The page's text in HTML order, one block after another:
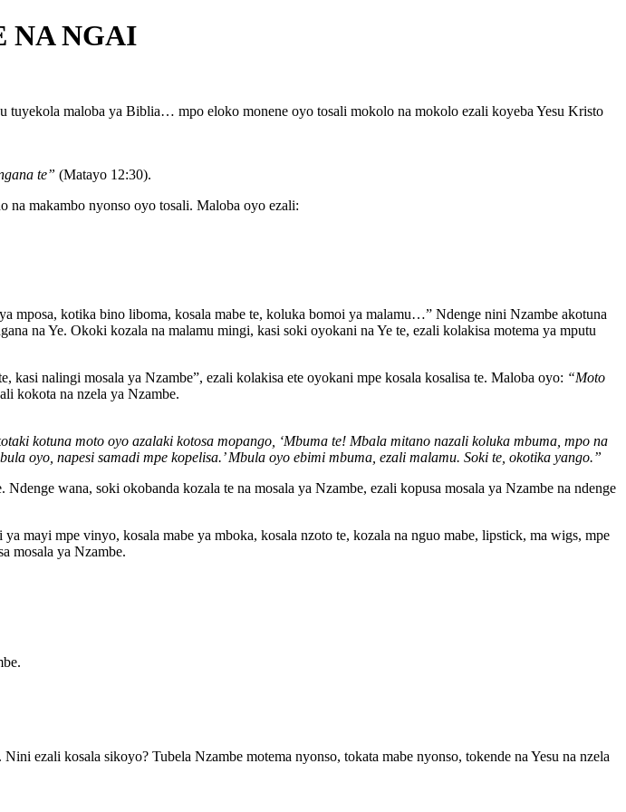
NA NGAI
maloba ya Biblia… mpo eloko monene oyo tosali mokolo na mokolo ezali koyeba Yesu Kristo
te” (Matayo 12:30).
na makambo nyonso oyo tosali. Maloba oyo ezali:
mposa, kotika bino liboma, kosala mabe te, koluka bomoi ya malamu…” Ndenge nini Nzambe akotuna
na Ye. Okoki kozala na malamu mingi, kasi soki oyokani na Ye te, ezali kolakisa motema ya mputu
nalingi mosala ya Nzambe”, ezali kolakisa ete oyokani mpe kosala kosalisa te. Maloba oyo: “Moto
kokota na nzela ya Nzambe.
kotuna moto oyo azalaki kotosa mopango, ‘Mbuma te! Mbala mitano nazali koluka mbuma, mpo na
oyo, napesi samadi mpe kopelisa.’ Mbula oyo ebimi mbuma, ezali malamu. Soki te, okotika yango.”
wana, soki okobanda kozala te na mosala ya Nzambe, ezali kopusa mosala ya Nzambe na ndenge
mayi mpe vinyo, kosala mabe ya mboka, kosala nzoto te, kozala na nguo mabe, lipstick, ma wigs, mpe
mosala ya Nzambe.
ezali kosala sikoyo? Tubela Nzambe motema nyonso, tokata mabe nyonso, tokende na Yesu na nzela